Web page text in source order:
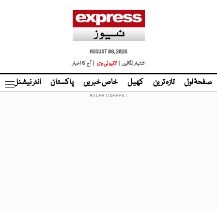
AUGUST 09, 2026
اشتہار لگائیں |
لائیو ٹی وی | آج کا اخبار
صفحۂ اول تازہ ترین کھیل خاص خبریں پاکستان انٹر نیشنل